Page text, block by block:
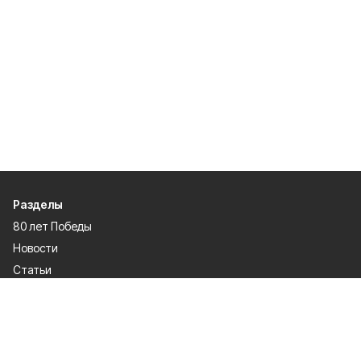
Разделы
80 лет Победы
Новости
Статьи